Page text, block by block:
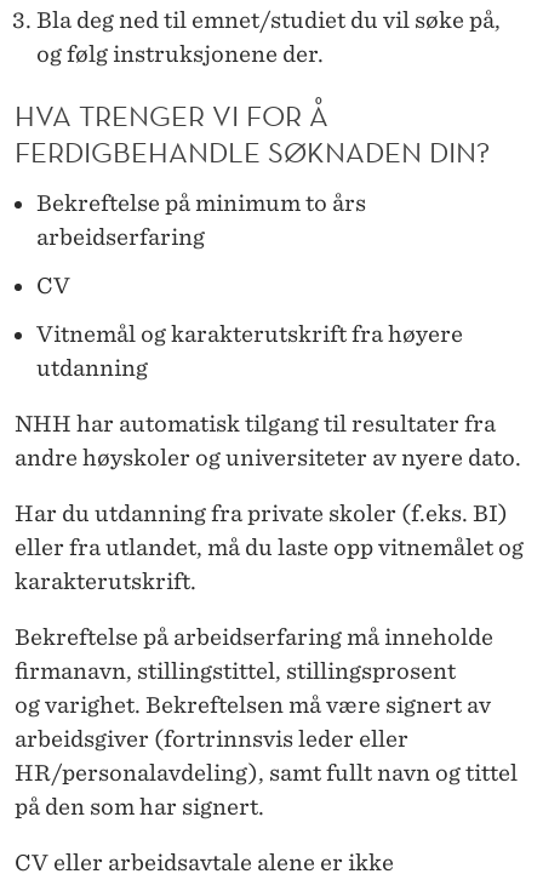
E
R
G
S
E
D
E
L
S
E
Bla deg ned til emnet/studiet du vil søke på,
og følg instruksjonene der.
HVA TRENGER VI FOR Å
FERDIGBEHANDLE SØKNADEN DIN?
Bekreftelse på minimum to års
arbeidserfaring
CV
Vitnemål og karakterutskrift fra høyere
utdanning
NHH har automatisk tilgang til resultater fra
andre høyskoler og universiteter av nyere dato.
Har du utdanning fra private skoler (f.eks. BI)
eller fra utlandet, må du laste opp vitnemålet og
karakterutskrift.
Bekreftelse på arbeidserfaring må inneholde
firmanavn, stillingstittel, stillingsprosent
ogvarighet. Bekreftelsen måvære signert av
arbeidsgiver (fortrinnsvis leder eller
HR/personalavdeling), samt fullt navn og tittel
på den som har signert.
CV eller arbeidsavtale alene er ikke